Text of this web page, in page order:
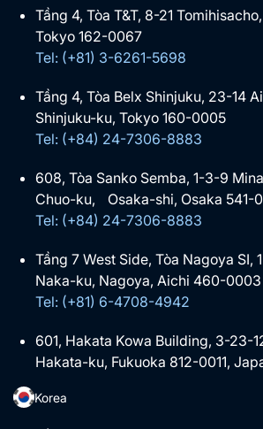
Tầng 4, Tòa T&T, 8-21
Tokyo 162-0067
Tel: (+81) 3-6261-5698
Tầng 4, Tòa Belx Shinjuku, 23-14
Shinjuku-ku, Tokyo 160-0005
Tel: (+84) 24-7306-8883
608, Tòa Sanko Semba, 1-3-9
Chuo-ku, Osaka-shi, Osaka 541-
Tel: (+84) 24-7306-8883
Tầng 7 West Side, Tòa Nagoya SI,
Naka-ku, Nagoya, Aichi 460-0003
Tel: (+81) 6-4708-4942
601, Hakata Kowa Building, 3-23-
Hakata-ku, Fukuoka 812-0011,
Korea